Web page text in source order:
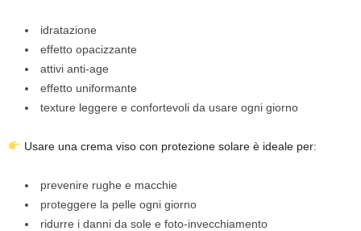
idratazione
effetto opacizzante
attivi anti-age
effetto uniformante
texture leggere e confortevoli da usare ogni giorno
Usare una crema viso con protezione solare è ideale per:
prevenire rughe e macchie
proteggere la pelle ogni giorno
ridurre i danni da sole e foto-invecchiamento